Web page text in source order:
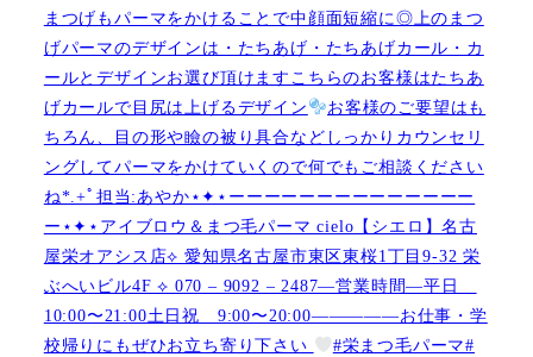
まつげもパーマをかけることで中顔面短縮に◎上のまつ
げパーマのデザインは・たちあげ・たちあげカール・カ
ールとデザインお選び頂けますこちらのお客様はたちあ
げカールで目尻は上げるデザイン
お客様のご要望はも
ちろん、目の形や瞼の被り具合などしっかりカウンセリ
ングしてパーマをかけていくので何でもご相談ください
ね︎︎︎*.+ﾟ担当:あやか⋆✦⋆ーーーーーーーーーーーーーー
ー⋆✦⋆アイブロウ＆まつ毛パーマ cielo【シエロ】名古
屋栄オアシス店︎︎⟡ 愛知県名古屋市東区東桜1丁目9-32 栄
ぶへいビル4F ︎︎⟡ 070 – 9092 – 2487—営業時間—平日
10:00〜21:00土日祝 9:00〜20:00—————お仕事・学
校帰りにもぜひお立ち寄り下さい
#栄まつ毛パーマ#